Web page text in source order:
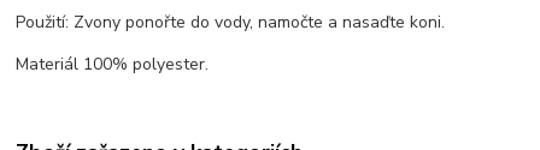
Použití: Zvony ponořte do vody, namočte a nasaďte koni.
Materiál 100% polyester.